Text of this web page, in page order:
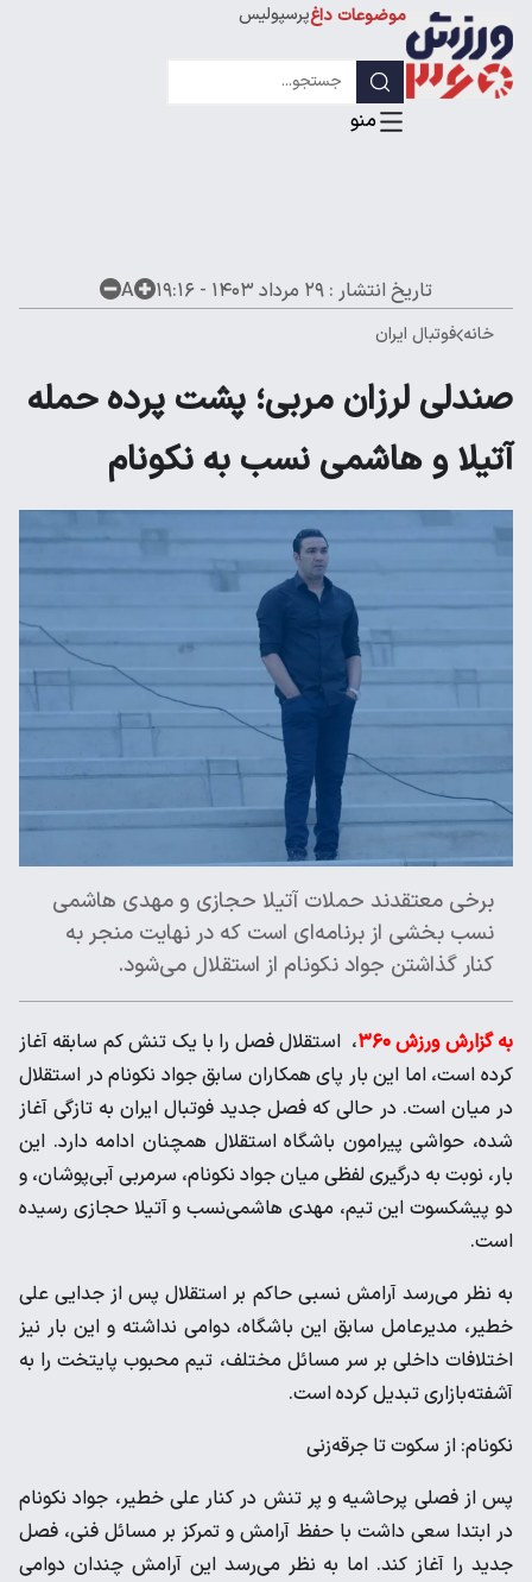
موضوعات داغپرسپولیس
لیگ قهرمانان
تاریخ انتشار : ۲۹ مرداد ۱۴۰۳ - ۱۹:۱۶ A
خانه فوتبال ایران
صندلی لرزان مربی؛ پشت پرده حمله
آتیلا و هاشمی نسب به نکونام
برخی معتقدند حملات آتیلا حجازی و مهدی هاشمی
نسب بخشی از برنامه‌ای است که در نهایت منجر به
کنار گذاشتن جواد نکونام از استقلال می‌شود.
به گزارش ورزش ۳۶۰
، استقلال فصل را با یک تنش کم سابقه آغاز
کرده است، اما این بار پای همکاران سابق جواد نکونام در استقلال
در میان است. در حالی که فصل جدید فوتبال ایران به تازگی آغاز
شده، حواشی پیرامون باشگاه استقلال همچنان ادامه دارد. این
بار، نوبت به درگیری لفظی میان جواد نکونام، سرمربی آبی‌پوشان، و
دو پیشکسوت این تیم، مهدی هاشمی‌نسب و آتیلا حجازی رسیده
است.
به نظر می‌رسد آرامش نسبی حاکم بر استقلال پس از جدایی علی
خطیر، مدیرعامل سابق این باشگاه، دوامی نداشته و این بار نیز
اختلافات داخلی بر سر مسائل مختلف، تیم محبوب پایتخت را به
آشفته‌بازاری تبدیل کرده است.
نکونام: از سکوت تا جرقه‌زنی
پس از فصلی پرحاشیه و پر تنش در کنار علی خطیر، جواد نکونام
در ابتدا سعی داشت با حفظ آرامش و تمرکز بر مسائل فنی، فصل
جدید را آغاز کند. اما به نظر می‌رسد این آرامش چندان دوامی